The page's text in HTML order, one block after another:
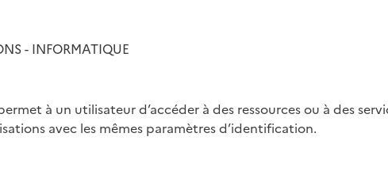
- INFORMATIQUE
à un utilisateur d’accéder à des ressources ou à des
avec les mêmes paramètres d’identification.